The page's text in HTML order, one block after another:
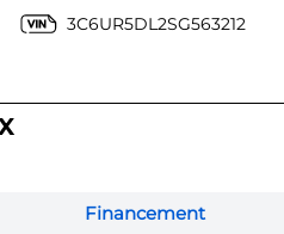
3C6UR5DL2SG563212
Financement